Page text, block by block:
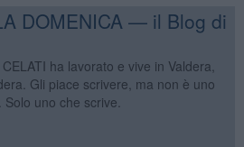
DOMENICA — il Blog di
ha lavorato e vive in Valdera,
Gli piace scrivere, ma non è uno
Solo uno che scrive.